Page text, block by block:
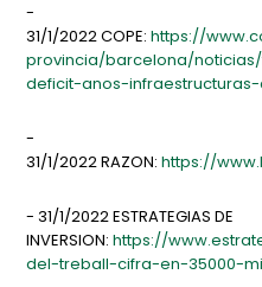
-
31/1/2022 COPE:https://
provincia/barcelona/
deficit-anos-infraestructuras-
-
31/1/2022 RAZON:https://
- 31/1/2022 ESTRATEGIAS DE
INVERSION:https://
del-treball-cifra-en-35000-